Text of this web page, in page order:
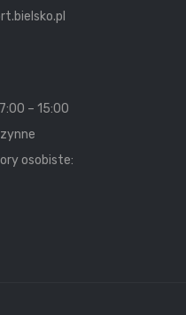
– 15:00
osobiste: